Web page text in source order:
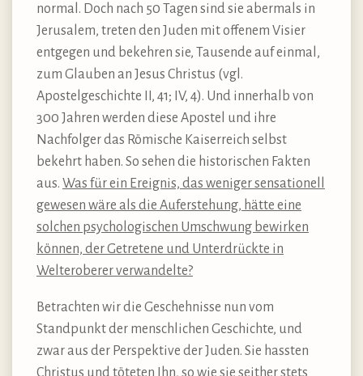
normal. Doch nach 50 Tagen sind sie abermals in
Jerusalem, treten den Juden mit offenem Visier
entgegen und bekehren sie, Tausende auf einmal,
zum Glauben an Jesus Christus (vgl.
Apostelgeschichte II, 41; IV, 4). Und innerhalb von
300 Jahren werden diese Apostel und ihre
Nachfolger das Römische Kaiserreich selbst
bekehrt haben. So sehen die historischen Fakten
aus. Was für ein Ereignis, das weniger sensationell
gewesen wäre als die Auferstehung, hätte eine
solchen psychologischen Umschwung bewirken
können, der Getretene und Unterdrückte in
Welteroberer verwandelte?
Betrachten wir die Geschehnisse nun vom
Standpunkt der menschlichen Geschichte, und
zwar aus der Perspektive der Juden. Sie hassten
Christus und töteten Ihn, so wie sie seither stets